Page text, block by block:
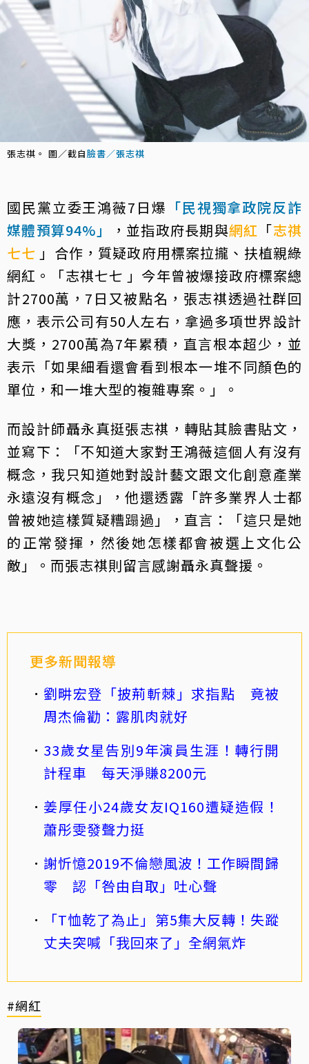
張志祺。 圖／截自臉書／張志祺
國民黨立委王鴻薇7日爆 「民視獨拿政院反詐
媒體預算94%」
，並指政府長期與網紅 「志祺
七七 」合作，質疑政府用標案拉攏、扶植親綠
網紅。「志祺七七 」今年曾被爆接政府標案總
計2700萬，7日又被點名，張志祺透過社群回
應，表示公司有50人左右，拿過多項世界設計
大獎，2700萬為7年累積，直言根本超少，並
表示「如果細看還會看到根本一堆不同顏色的
單位，和一堆大型的複雜專案。」。
而設計師聶永真挺張志祺，轉貼其臉書貼文，
並寫下：「不知道大家對王鴻薇這個人有沒有
概念，我只知道她對設計藝文跟文化創意產業
永遠沒有概念」，他還透露「許多業界人士都
曾被她這樣質疑糟蹋過」，直言：「這只是她
的正常發揮，然後她怎樣都會被選上文化公
敵」。而張志祺則留言感謝聶永真聲援。
更多新聞報導
劉畊宏登「披荊斬棘」求指點 竟被
周杰倫勸：露肌肉就好
33歲女星告別9年演員生涯！轉行開
計程車 每天淨賺8200元
姜厚任小24歲女友IQ160遭疑造假！
蕭彤雯發聲力挺
謝忻憶2019不倫戀風波！工作瞬間歸
零 認「咎由自取」吐心聲
「T恤乾了為止」第5集大反轉！失蹤
丈夫突喊「我回來了」全網氣炸
#網紅